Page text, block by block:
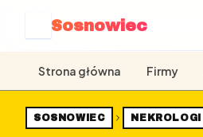
Sosnowiec
Strona główna Firmy
SOSNOWIEC NEKROLOGI